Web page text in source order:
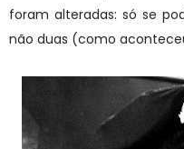
foram alteradas: só se
não duas (como